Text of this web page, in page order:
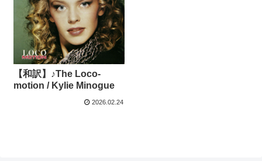
【和訳】♪The Loco-
motion / Kylie Minogue
2026.02.24